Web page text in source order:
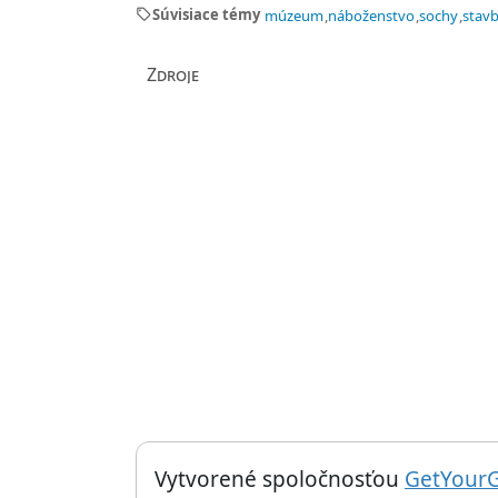
sellSúvisiace témy múzeum náboženstvo sochy
Zdroje
Things to do near Veža Eben-Ezer, Eben-
Vytvorené spoločnosťou